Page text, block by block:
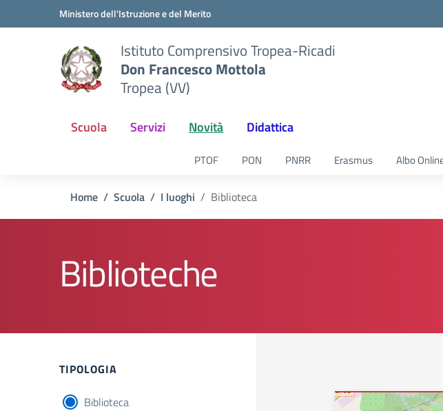
Vai ai contenuti
Vai al menu di navigazioneMinistero dell'Istruzione e del Merito
Istituto Comprensivo Tropea-Ricadi
Don Francesco Mottola
Tropea (VV)
Scuola Servizi Novità Didattica
PTOF PON PNRR Erasmus Albo
Home Scuola I luoghi Biblioteca
Biblioteche
Filtri
TIPOLOGIA
Biblioteca